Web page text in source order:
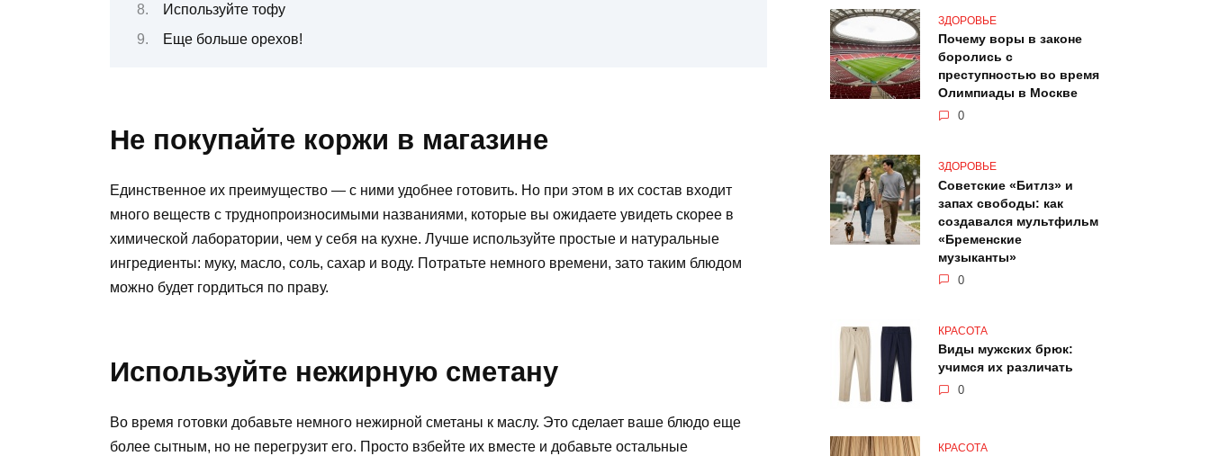
Используйте тофу
Еще больше орехов!
Не покупайте коржи в магазине
Единственное их преимущество — с ними удобнее готовить. Но при этом в их состав входит
много веществ с труднопроизносимыми названиями, которые вы ожидаете увидеть скорее в
химической лаборатории, чем у себя на кухне. Лучше используйте простые и натуральные
ингредиенты: муку, масло, соль, сахар и воду. Потратьте немного времени, зато таким блюдом
можно будет гордиться по праву.
Используйте нежирную сметану
Во время готовки добавьте немного нежирной сметаны к маслу. Это сделает ваше блюдо еще
более сытным, но не перегрузит его. Просто взбейте их вместе и добавьте остальные
ЗДОРОВЬЕ
Почему воры в законе
боролись с
преступностью во время
Олимпиады в Москве
0
ЗДОРОВЬЕ
Советские «Битлз» и
запах свободы: как
создавался мультфильм
«Бременские
музыканты»
0
КРАСОТА
Виды мужских брюк:
учимся их различать
0
КРАСОТА